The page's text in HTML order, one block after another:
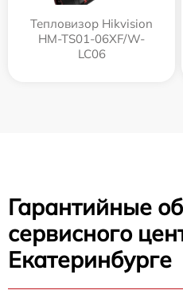
Тепловизор Hikvision
HM-TS01-06XF/W-
LC06
Гарантийные
сервисного
Екатеринбурге